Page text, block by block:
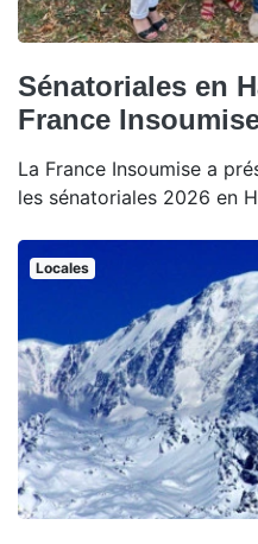
Sénatoriales en
France
La France Insoumise a
les sénatoriales 2026 en
Locales